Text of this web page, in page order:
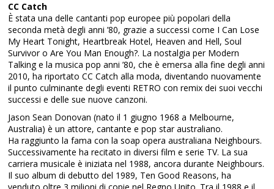
CC Catch
È stata una delle cantanti pop europee più popolari della
seconda metà degli anni ’80, grazie a successi come I Can Lose
My Heart Tonight, Heartbreak Hotel, Heaven and Hell, Soul
Survivor o Are You Man Enough?. La nostalgia per Modern
Talking e la musica pop anni ’80, che è emersa alla fine degli anni
2010, ha riportato CC Catch alla moda, diventando nuovamente
il punto culminante degli eventi RETRO con remix dei suoi vecchi
successi e delle sue nuove canzoni.
Jason Sean Donovan (nato il 1 giugno 1968 a Melbourne,
Australia) è un attore, cantante e pop star australiano.
Ha raggiunto la fama con la soap opera australiana Neighbours.
Successivamente ha recitato in diversi film e serie TV. La sua
carriera musicale è iniziata nel 1988, ancora durante Neighbours.
Il suo album di debutto del 1989, Ten Good Reasons, ha